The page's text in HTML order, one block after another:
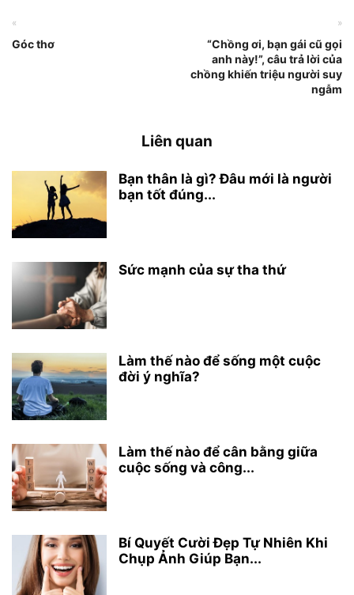
«
Góc thơ
»
“Chồng ơi, bạn gái cũ gọi
anh này!”, câu trả lời của
chồng khiến triệu người suy
ngẫm
Liên quan
Bạn thân là gì? Đâu mới là người
bạn tốt đúng...
Sức mạnh của sự tha thứ
Làm thế nào để sống một cuộc
đời ý nghĩa?
Làm thế nào để cân bằng giữa
cuộc sống và công...
Bí Quyết Cười Đẹp Tự Nhiên Khi
Chụp Ảnh Giúp Bạn...